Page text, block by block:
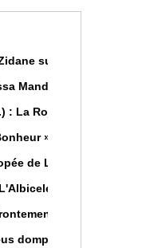
succède
Mandi tire sa
: La Roja sur le toit
» : Dans les
de Lamine Yamal du
renverse
tactique
domptent les Lions